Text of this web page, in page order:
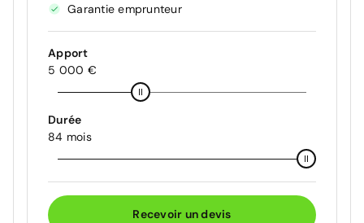
Garantie emprunteur
Apport
5 000 €
Durée
84 mois
Recevoir un devis